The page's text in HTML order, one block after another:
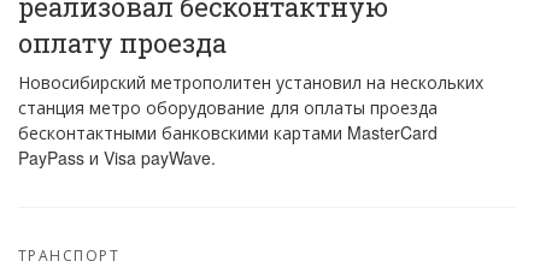
оплату проезда
Новосибирский метрополитен установил на нескольких
станция метро оборудование для оплаты проезда
бесконтактными банковскими картами MasterCard
PayPass и Visa payWave.
ТРАНСПОРТ